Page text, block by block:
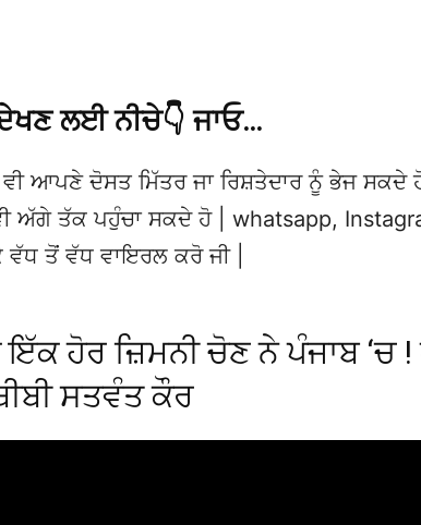
ਲਈ ਨੀਚੇ👇 ਜਾਓ…
ਆਪਣੇ ਦੋਸਤ ਮਿੱਤਰ ਜਾ ਰਿਸ਼ਤੇਦਾਰ ਨੂੰ ਭੇਜ ਸਕਦੇ
ਅੱਗੇ ਤੱਕ ਪਹੁੰਚਾ ਸਕਦੇ ਹੋ | whatsapp,
ਤੋਂ ਵੱਧ ਵਾਇਰਲ ਕਰੋ ਜੀ |
ਹੋਰ ਜ਼ਿਮਨੀ ਚੋਣ ਨੇ ਪੰਜਾਬ ‘ਚ
ਸਤਵੰਤ ਕੌਰ